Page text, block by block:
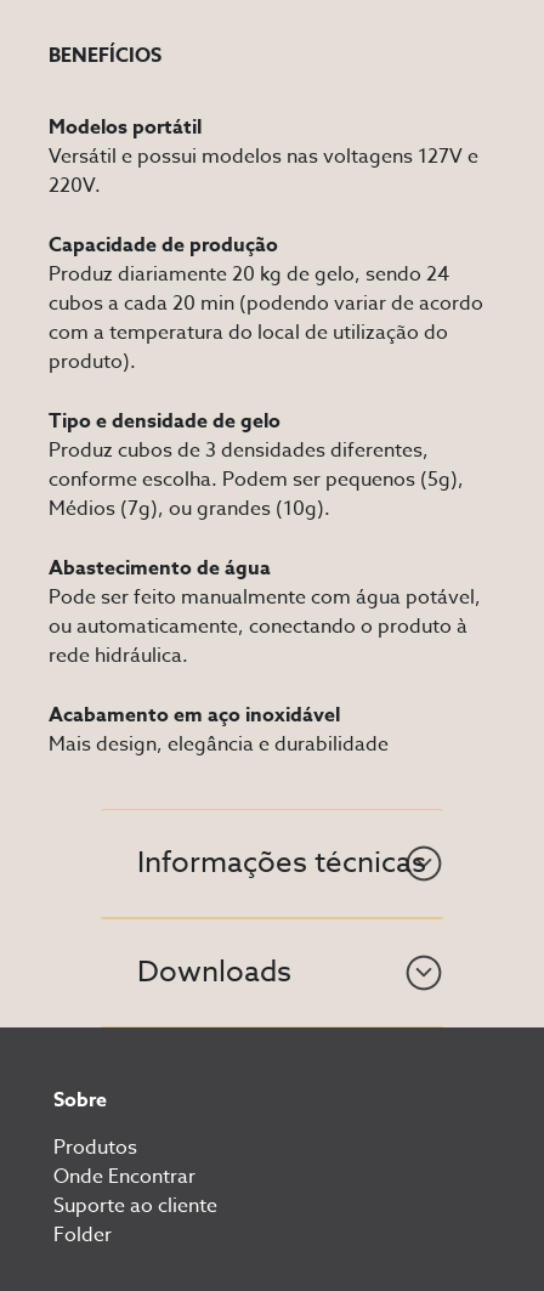
BENEFÍCIOS
Modelos portátil
Versátil e possui modelos nas voltagens 127V e
220V.
Capacidade de produção
Produz diariamente 20 kg de gelo, sendo 24
cubos a cada 20 min (podendo variar de acordo
com a temperatura do local de utilização do
produto).
Tipo e densidade de gelo
Produz cubos de 3 densidades diferentes,
conforme escolha. Podem ser pequenos (5g),
Médios (7g), ou grandes (10g).
Abastecimento de água
Pode ser feito manualmente com água potável,
ou automaticamente, conectando o produto à
rede hidráulica.
Acabamento em aço inoxidável
Mais design, elegância e durabilidade
Informações técnicas
Downloads
Sobre
Produtos
Onde Encontrar
Suporte ao cliente
Folder